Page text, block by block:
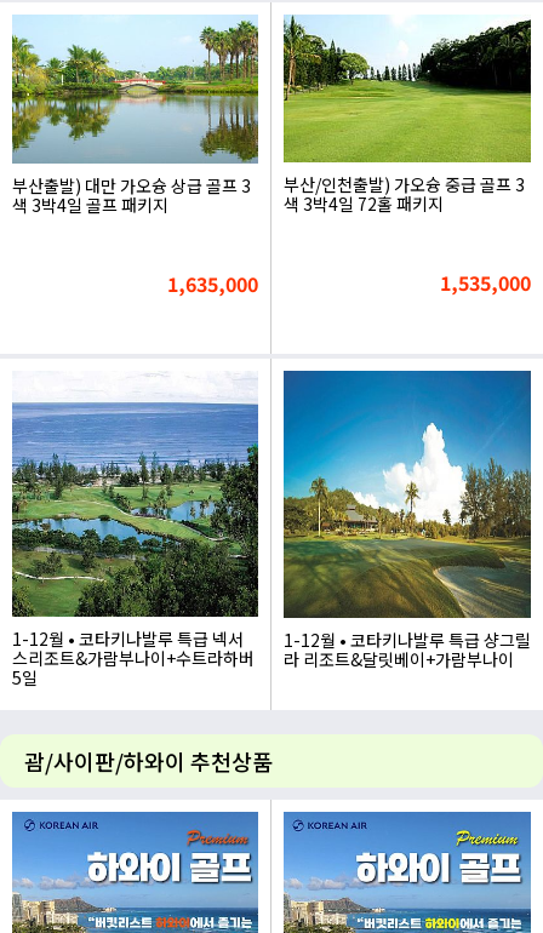
1,530,000 999,000
부산출발) 대만 가오슝 상급 골프 3
색 3박4일 골프 패키지
1,635,000
부산/인천출발) 가오슝 중급 골프 3
색 3박4일 72홀 패키지
1,535,000
1-12월 • 코타키나발루 특급 넥서
스리조트&가람부나이+수트라하버
5일
1-12월 • 코타키나발루 특급 샹그릴
라 리조트&달릿베이+가람부나이
괌/사이판/하와이 추천상품